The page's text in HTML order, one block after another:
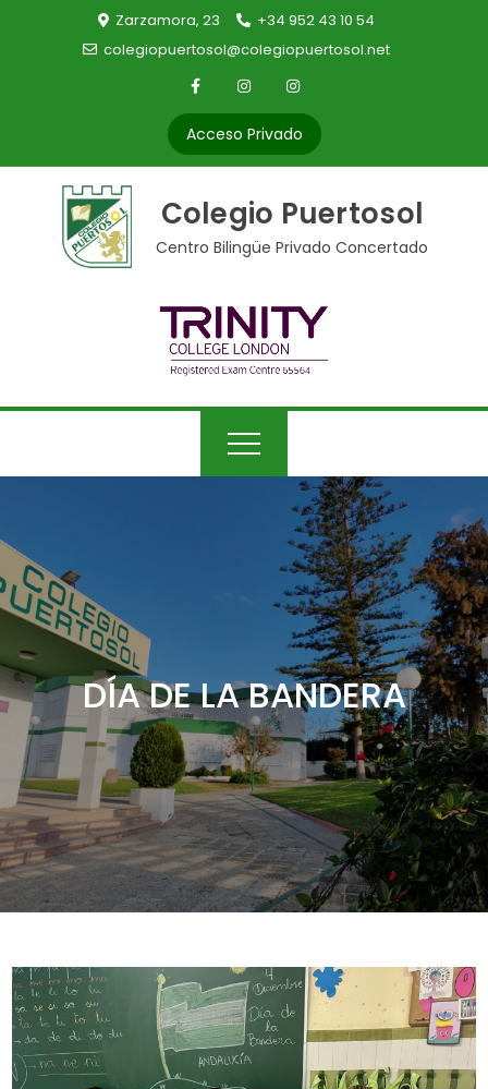
Zarzamora, 23
+34 952 43 10 54
colegiopuertosol@colegiopuertosol.net
Acceso Privado
Colegio Puertosol
Centro Bilingüe Privado Concertado
DÍA DE LA BANDERA